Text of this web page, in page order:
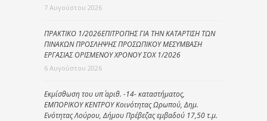
7 Αυγούστου 2026
ΠΡΑΚΤΙΚΟ 1/2026ΕΠΙΤΡΟΠΗΣ ΓΙΑ ΤΗΝ ΚΑΤΑΡΤΙΣΗ ΤΩΝ
ΠΙΝΑΚΩΝ ΠΡΟΣΛΗΨΗΣ ΠΡΟΣΩΠΙΚΟΥ ΜΕΣΥΜΒΑΣΗ
ΕΡΓΑΣΙΑΣ ΟΡΙΣΜΕΝΟΥ ΧΡΟΝΟΥ ΣΟΧ 1/2026
6 Αυγούστου 2026
Εκμίσθωση του υπ΄ αριθ. -14- καταστήματος,
ΕΜΠΟΡΙΚΟΥ ΚΕΝΤΡΟΥ Κοινότητας Ωρωπού, Δημ.
Ενότητας Λούρου, Δήμου Πρέβεζας εμβαδού 17,50 τ.μ.